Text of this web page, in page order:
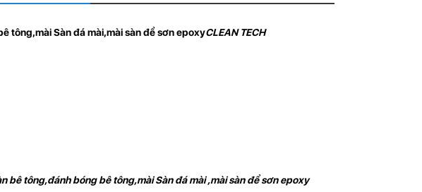
tông,màiSàn đá mài,mài sàn để sơn epoxyCLEAN TECH
bê tông,đánh bóng bê tông,mài Sàn đá mài ,mài sàn để sơn epoxy